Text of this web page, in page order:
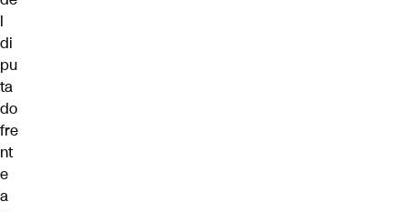
l
di
pu
ta
do
fre
nt
e
a